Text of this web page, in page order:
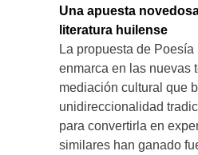
Una apuesta
literatura huilense
La propuesta de
enmarca en las nuevas
mediación cultural que
unidireccionalidad
para convertirla en
similares han ganado